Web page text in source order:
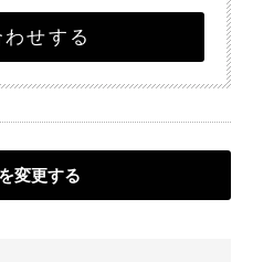
せする
変更する